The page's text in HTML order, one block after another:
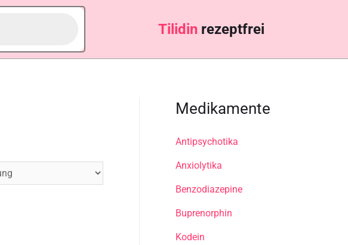
Tilidin rezeptfrei
Medikamente
Antipsychotika
Anxiolytika
Benzodiazepine
Buprenorphin
Kodein